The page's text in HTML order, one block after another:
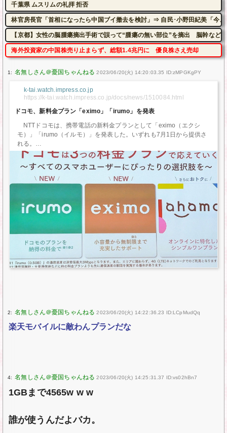
千葉県 ムスリムの礼拝 拒否
林官房長官「首相になったら中国ブイ撤去を検討」⇒ 自民･小野田紀美「今
【京都】女性の脳腫瘍摘出手術で誤って“腫瘍の無い部位”を摘出 脳幹など
海外投資家の中国株売り止まらず、総額1.4兆円に 優良株さえ売却
1: 2023/06/20(火) 14:20:03.35 ID:zMPGKgPY
k-tai.watch.impress.co.jp
https://k-tai.watch.impress.co.jp/docs/news/1510084.html
ドコモ、新料金プラン「eximo」「irumo」を発表
NTTドコモは、携帯電話の新料金プランとして「eximo（エクシ
モ）」「irumo（イルモ）」を発表した。いずれも7月1日から提供さ
れる。
2: 2023/06/20(火) 14:22:36.23 ID:LCpMudQq
楽天モバイルに敵わんプランだな
4: 2023/06/20(火) 14:25:31.37 ID:vs02hBn7
1GBまで4565w w w
誰が使うんだよバカ。